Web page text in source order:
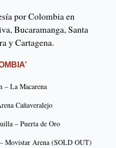
por Colombia en
Bucaramanga, Santa
y Cartagena.
– La Macarena
Cañaveralejo
– Puerta de Oro
Movistar Arena (SOLD OUT)